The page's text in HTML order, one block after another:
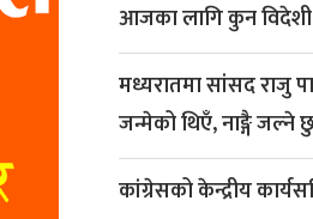
आजका लागि कुन विदेशी
मध्यरातमा सांसद राजु
जन्मेको थिएँ, नाङ्गै जल्ने
कांग्रेसको केन्द्रीय